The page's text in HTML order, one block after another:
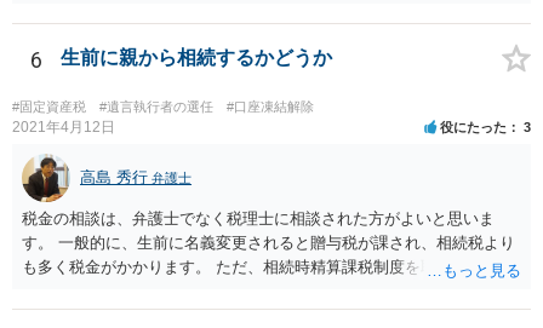
6 生前に親から相続するかどうか
#固定資産税 #遺言執行者の選任 #口座凍結解除
2021年4月12日 役にたった 3
高島 秀行 弁護士
税金の相談は、弁護士でなく税理士に相談された方がよいと思いま
す。 一般的に、生前に名義変更されると贈与税が課され、相続税より
も多く税金がかかります。 ただ、相続時精算課税制度を取れば、実質
ういう場合にどれくらい税金がかかるか計算してもらって どういう方